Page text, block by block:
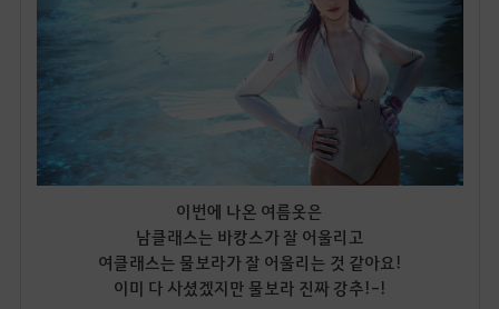
이번에 나온 여름옷은
남클래스는 바캉스가 잘 어울리고
여클래스는 물보라가 잘 어울리는 것 같아요!
이미 다 사셨겠지만 물보라 진짜 강추!-!